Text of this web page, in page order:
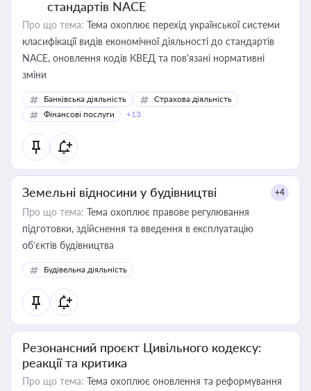
стандартів NACE
Про що тема: Тема охоплює перехід української системи
класифікації видів економічної діяльності до стандартів
NACE, оновлення кодів КВЕД та пов'язані нормативні
зміни
Банківська діяльність
Страхова діяльність
Фінансові послуги
+13
Земельні відносини у будівництві +4
Про що тема: Тема охоплює правове регулювання
підготовки, здійснення та введення в експлуатацію
об’єктів будівництва
Будівельна діяльність
Резонансний проєкт Цивільного кодексу:
реакції та критика
Про що тема: Тема охоплює оновлення та реформування